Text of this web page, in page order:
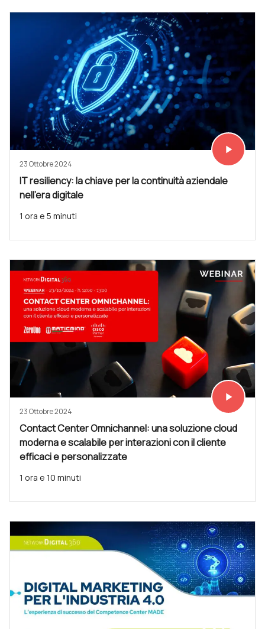
Vedi subito
play_arrow
23 Ottobre 2024
IT resiliency: la chiave per la continuità aziendale
nell’era digitale
1 ora e 5 minuti
Vedi subito
play_arrow
23 Ottobre 2024
Contact Center Omnichannel: una soluzione cloud
moderna e scalabile per interazioni con il cliente
efficaci e personalizzate
1 ora e 10 minuti